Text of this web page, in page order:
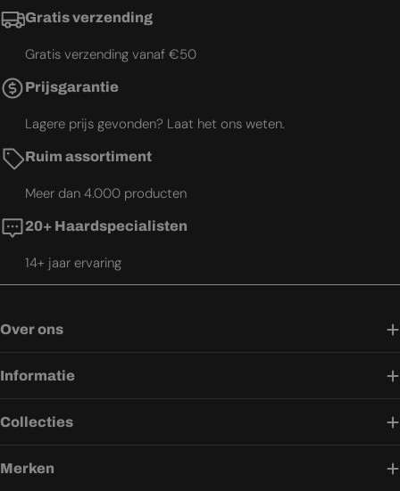
Gratis verzending
Gratis verzending vanaf €50
Prijsgarantie
Lagere prijs gevonden? Laat het ons weten.
Ruim assortiment
Meer dan 4.000 producten
20+ Haardspecialisten
14+ jaar ervaring
Over ons
Informatie
Collecties
Merken